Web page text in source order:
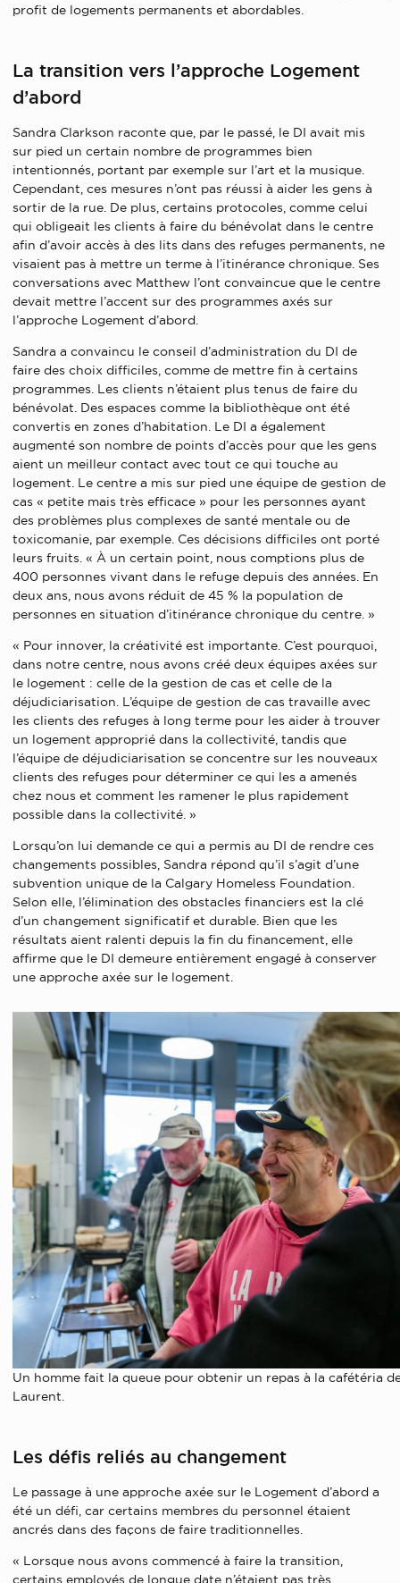
profit de logements permanents et abordables.
La transition vers l’approche Logement
d’abord
Sandra Clarkson raconte que, par le passé, le DI avait mis
sur pied un certain nombre de programmes bien
intentionnés, portant par exemple sur l’art et la musique.
Cependant, ces mesures n’ont pas réussi à aider les gens à
sortir de la rue. De plus, certains protocoles, comme celui
qui obligeait les clients à faire du bénévolat dans le centre
afin d’avoir accès à des lits dans des refuges permanents, ne
visaient pas à mettre un terme à l’itinérance chronique. Ses
conversations avec Matthew l’ont convaincue que le centre
devait mettre l’accent sur des programmes axés sur
l’approche Logement d’abord.
Sandra a convaincu le conseil d’administration du DI de
faire des choix difficiles, comme de mettre fin à certains
programmes. Les clients n’étaient plus tenus de faire du
bénévolat. Des espaces comme la bibliothèque ont été
convertis en zones d’habitation. Le DI a également
augmenté son nombre de points d’accès pour que les gens
aient un meilleur contact avec tout ce qui touche au
logement. Le centre a mis sur pied une équipe de gestion de
cas « petite mais très efficace » pour les personnes ayant
des problèmes plus complexes de santé mentale ou de
toxicomanie, par exemple. Ces décisions difficiles ont porté
leurs fruits. « À un certain point, nous comptions plus de
400 personnes vivant dans le refuge depuis des années. En
deux ans, nous avons réduit de 45 % la population de
personnes en situation d’itinérance chronique du centre. »
« Pour innover, la créativité est importante. C’est pourquoi,
dans notre centre, nous avons créé deux équipes axées sur
le logement : celle de la gestion de cas et celle de la
déjudiciarisation. L’équipe de gestion de cas travaille avec
les clients des refuges à long terme pour les aider à trouver
un logement approprié dans la collectivité, tandis que
l’équipe de déjudiciarisation se concentre sur les nouveaux
clients des refuges pour déterminer ce qui les a amenés
chez nous et comment les ramener le plus rapidement
possible dans la collectivité. »
Lorsqu’on lui demande ce qui a permis au DI de rendre ces
changements possibles, Sandra répond qu’il s’agit d’une
subvention unique de la Calgary Homeless Foundation.
Selon elle, l’élimination des obstacles financiers est la clé
d’un changement significatif et durable. Bien que les
résultats aient ralenti depuis la fin du financement, elle
affirme que le DI demeure entièrement engagé à conserver
une approche axée sur le logement.
Un homme fait la queue pour obtenir un repas à la cafétéria
Laurent.
Les défis reliés au changement
Le passage à une approche axée sur le Logement d’abord a
été un défi, car certains membres du personnel étaient
ancrés dans des façons de faire traditionnelles.
« Lorsque nous avons commencé à faire la transition,
certains employés de longue date n’étaient pas très